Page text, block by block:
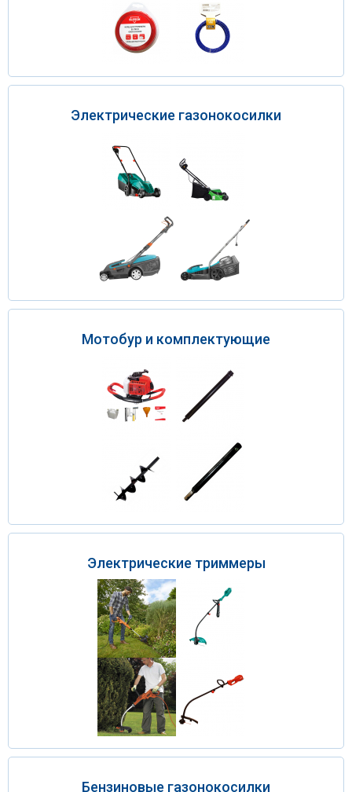
Электрические газонокосилки
Мотобур и комплектующие
Электрические триммеры
Бензиновые газонокосилки